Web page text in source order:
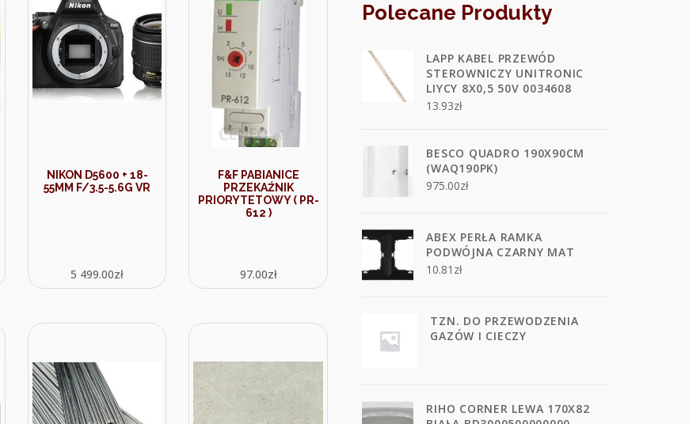
NIKON D5600 + 18-
55MM F/3.5-5.6G VR
5 499.00zł
F&F PABIANICE
PRZEKAŹNIK
PRIORYTETOWY ( PR-
612 )
97.00zł
Polecane Produkty
LAPP KABEL PRZEWÓD
STEROWNICZY UNITRONIC
LIYCY 8X0,5 50V 0034608
13.93zł
BESCO QUADRO 190X90CM
(WAQ190PK)
975.00zł
ABEX PERŁA RAMKA
PODWÓJNA CZARNY MAT
10.81 zł
TZN. DO PRZEWODZENIA
GAZÓW I CIECZY
RIHO CORNER LEWA 170X82